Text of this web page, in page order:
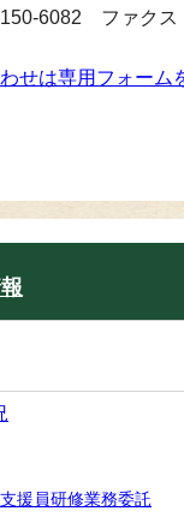
6082 ファクス
せは専用フォーム
援員研修業務委託